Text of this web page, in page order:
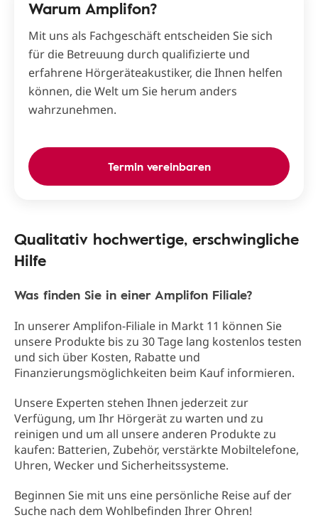
Warum Amplifon?
Mit uns als Fachgeschäft entscheiden Sie sich
für die Betreuung durch qualifizierte und
erfahrene Hörgeräteakustiker, die Ihnen helfen
können, die Welt um Sie herum anders
wahrzunehmen.
Termin vereinbaren
Qualitativ hochwertige, erschwingliche
Hilfe
Was finden Sie in einer Amplifon Filiale?
In unserer Amplifon-Filiale in Markt 11 können Sie
unsere Produkte bis zu 30 Tage lang kostenlos testen
und sich über Kosten, Rabatte und
Finanzierungsmöglichkeiten beim Kauf informieren.
Unsere Experten stehen Ihnen jederzeit zur
Verfügung, um Ihr Hörgerät zu warten und zu
reinigen und um all unsere anderen Produkte zu
kaufen: Batterien, Zubehör, verstärkte Mobiltelefone,
Uhren, Wecker und Sicherheitssysteme.
Beginnen Sie mit uns eine persönliche Reise auf der
Suche nach dem Wohlbefinden Ihrer Ohren!